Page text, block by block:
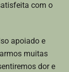
com o
apoiado e
muitas
dor e